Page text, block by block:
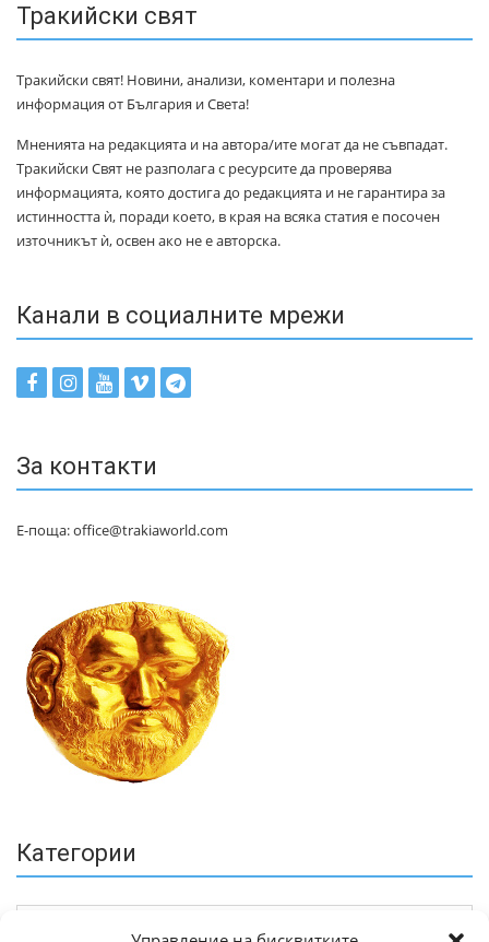
Тракийски свят
Тракийски свят! Новини, анализи, коментари и полезна
информация от България и Света!
Мненията на редакцията и на автора/ите могат да не съвпадат.
Тракийски Свят не разполага с ресурсите да проверява
информацията, която достига до редакцията и не гарантира за
истинността ѝ, поради което, в края на всяка статия е посочен
източникът ѝ, освен ако не е авторска.
Канали в социалните мрежи
За контакти
Е-поща: office@trakiaworld.com
Категории